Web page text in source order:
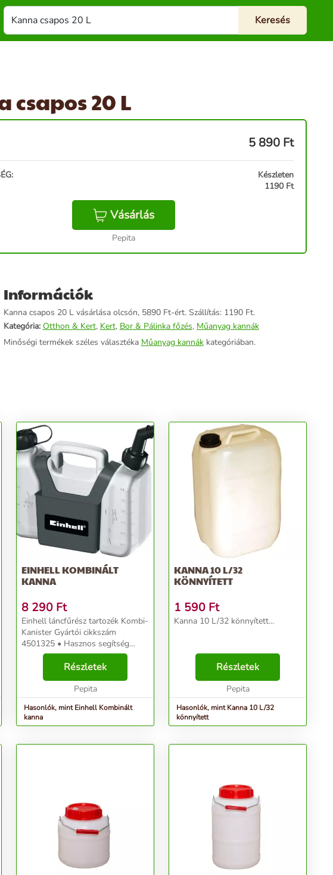
csapos 20 L
5 890 Ft
Készleten
1190 Ft
Vásárlás
Pepita
Információk
Kanna csapos 20 L vásárlása olcsón, 5890 Ft-ért. Szállítás: 1190 Ft.
Kategória: Otthon & Kert, Kert, Bor & Pálinka főzés, Műanyag kannák
Minőségi termékek széles választéka Műanyag kannákkategóriában.
EINHELL KOMBINÁLT
KANNA
8 290 Ft
Einhell láncfűrész tartozék Kombi-
Kanister Gyártói cikkszám
4501325 • Hasznos segítség
benzinmotoros készülékek
megtankolásához • 2 tartály
kannára szerelt szerszámtartó
táskával • Gyerekzárral elláto...
Részletek
Pepita
Hasonlók, mint Einhell Kombinált
kanna
KANNA 10 L/32
KÖNNYÍTETT
1 590 Ft
Kanna 10 L/32 könnyített...
Részletek
Pepita
Hasonlók, mint Kanna 10 L/32
könnyített